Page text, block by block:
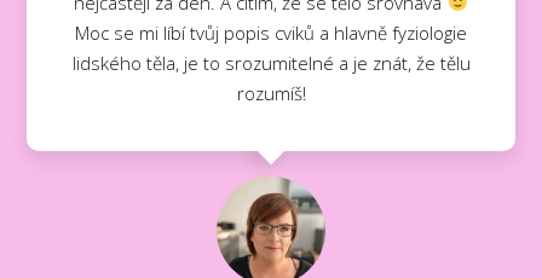
Moc se mi líbí tvůj popis cviků a hlavně fyziologie
lidského těla, je to srozumitelné a je znát, že tělu
rozumíš!